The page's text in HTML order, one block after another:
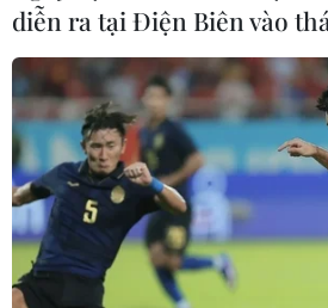
Thêm 52 ca nhiễm mới,
156 người mắc COVID-19
21/02/2020 01:40
Hàn Quốc ghi nhận thêm 52 ca
virus corona gây bệnh viêm
19), nâng tổng số trường hợp
lên 156 người.
diễn ra tại Điện Biên vào